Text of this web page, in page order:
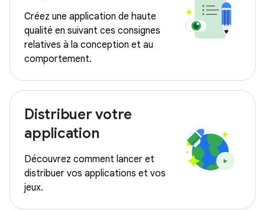
Créez une application de haute
qualité en suivant ces consignes
relatives à la conception et au
comportement.
Distribuer votre
application
Découvrez comment lancer et
distribuer vos applications et vos
jeux.